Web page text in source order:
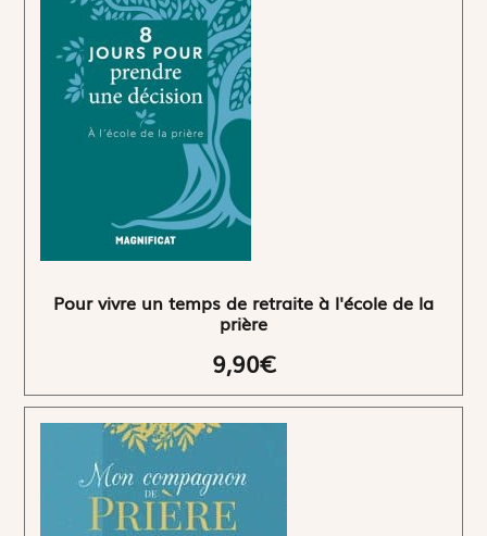
Pour vivre un temps de retraite à l'école de la
prière
9,90€